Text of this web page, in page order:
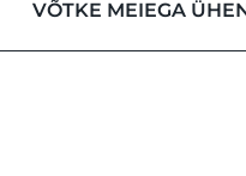
VÕTKE MEIEGA